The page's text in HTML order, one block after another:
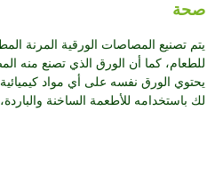
صحة
يتم تصنيع المصاصات الورقية المرنة
للطعام، كما أن الورق الذي تصنع منه
يحتوي الورق نفسه على أي مواد
لك باستخدامه للأطعمة الساخنة